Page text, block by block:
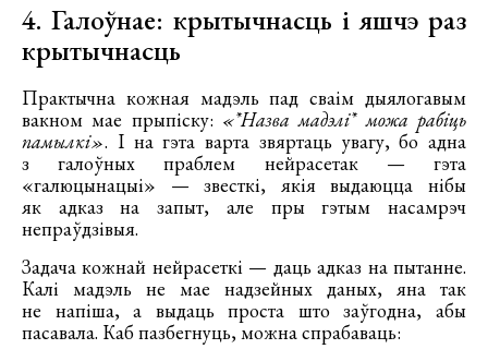
4. Галоўнае: крытычнасць і яшчэ раз
крытычнасць
Практычна кожная мадэль пад сваім дыялогавым
вакном мае прыпіску: «*Назва мадэлі* можа рабіць
памылкі». І на гэта варта звяртаць увагу, бо адна
з галоўных праблем нейрасетак — гэта
«галюцынацыі» — звесткі, якія выдаюцца нібы
як адказ на запыт, але пры гэтым насамрэч
непраўдзівыя.
Задача кожнай нейрасеткі — даць адказ на пытанне.
Калі мадэль не мае надзейных даных, яна так
не напіша, а выдаць проста што заўгодна, абы
пасавала. Каб пазбегнуць, можна спрабаваць: